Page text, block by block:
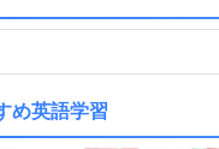
め英語学習